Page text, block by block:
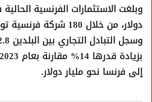
إلى فرنسا نحو مليار دولار.